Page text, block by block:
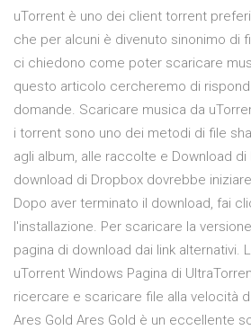
uTorrent è uno dei client torrent
che per alcuni è divenuto sinonimo di
ci chiedono come poter scaricare
questo articolo cercheremo di
domande. Scaricare musica da
i torrent sono uno dei metodi di file
agli album, alle raccolte e Download di
download di Dropbox dovrebbe
Dopo aver terminato il download, fai
l'installazione. Per scaricare la
pagina di download dai link alternativi.
uTorrent Windows Pagina di
ricercare e scaricare file alla velocità
Ares Gold Ares Gold è un eccellente